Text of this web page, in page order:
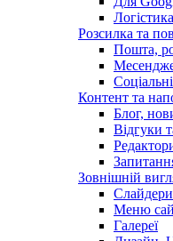
Розсилка та
Пошта,
Контент та
Блог,
Відгуки
Зовнішній
Меню
Галереї